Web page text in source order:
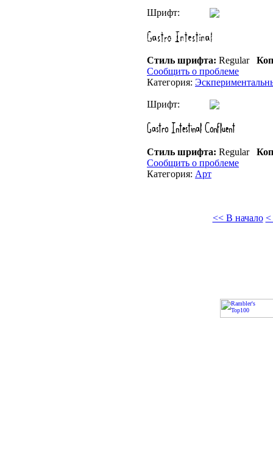
Шрифт:
Стиль шрифта: Regular
Сообщить о проблеме
Категория:
Шрифт:
Стиль шрифта: Regular
Сообщить о проблеме
Категория: Арт
<< В начало <